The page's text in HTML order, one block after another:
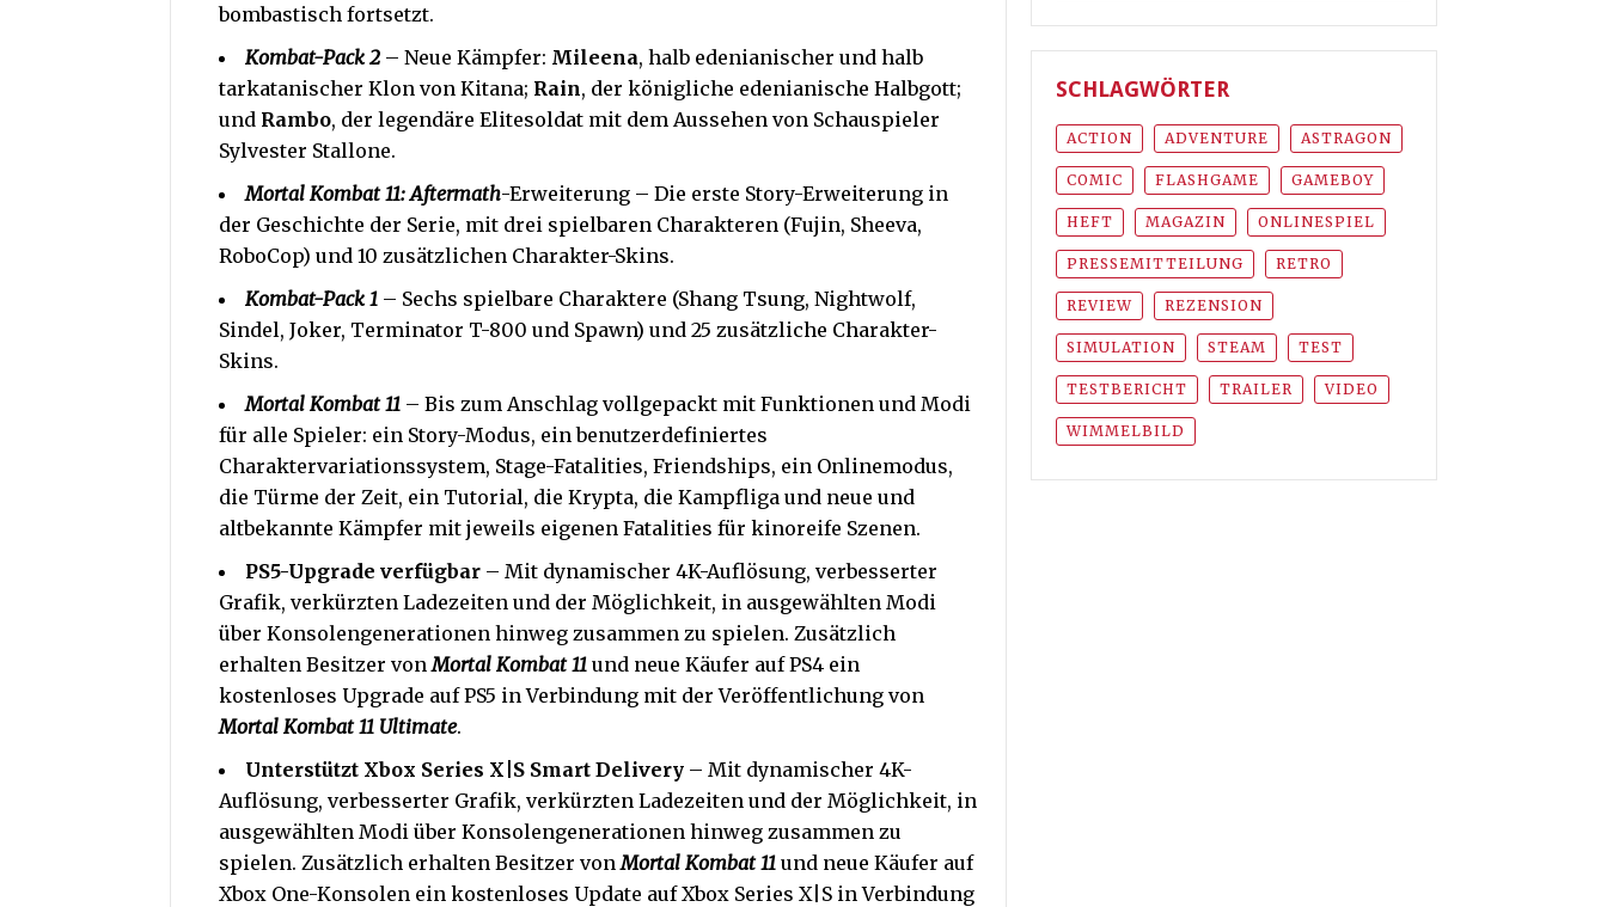
bombastisch fortsetzt.
Kombat-Pack 2 – Neue Kämpfer: Mileena, halb edenianischer und halb
tarkatanischer Klon von Kitana; Rain, der königliche edenianische Halbgott;
und Rambo, der legendäre Elitesoldat mit dem Aussehen von Schauspieler
Sylvester Stallone.
Mortal Kombat 11: Aftermath-Erweiterung – Die erste Story-Erweiterung in
der Geschichte der Serie, mit drei spielbaren Charakteren (Fujin, Sheeva,
RoboCop) und 10 zusätzlichen Charakter-Skins.
Kombat-Pack 1 – Sechs spielbare Charaktere (Shang Tsung, Nightwolf,
Sindel, Joker, Terminator T-800 und Spawn) und 25 zusätzliche Charakter-
Skins.
Mortal Kombat 11 – Bis zum Anschlag vollgepackt mit Funktionen und Modi
für alle Spieler: ein Story-Modus, ein benutzerdefiniertes
Charaktervariationssystem, Stage-Fatalities, Friendships, ein Onlinemodus,
die Türme der Zeit, ein Tutorial, die Krypta, die Kampfliga und neue und
altbekannte Kämpfer mit jeweils eigenen Fatalities für kinoreife Szenen.
PS5-Upgrade verfügbar – Mit dynamischer 4K-Auflösung, verbesserter
Grafik, verkürzten Ladezeiten und der Möglichkeit, in ausgewählten Modi
über Konsolengenerationen hinweg zusammen zu spielen. Zusätzlich
erhalten Besitzer vonMortal Kombat 11 und neue Käufer auf PS4 ein
kostenloses Upgrade auf PS5 in Verbindung mit der Veröffentlichung von
Mortal Kombat 11 Ultimate.
Unterstützt Xbox Series X|S Smart Delivery – Mit dynamischer 4K-
Auflösung, verbesserter Grafik, verkürzten Ladezeiten und der Möglichkeit, in
ausgewählten Modi über Konsolengenerationen hinweg zusammen zu
spielen. Zusätzlich erhalten Besitzer vonMortal Kombat 11 und neue Käufer auf
Xbox One-Konsolen ein kostenloses Update auf Xbox Series X|S in Verbindung
SCHLAGWÖRTER
ACTION ADVENTURE ASTRAGON
COMIC FLASHGAME GAMEBOY
HEFT MAGAZIN ONLINESPIEL
PRESSEMITTEILUNG RETRO
REVIEW REZENSION
SIMULATION STEAM TEST
TESTBERICHT TRAILER VIDEO
WIMMELBILD